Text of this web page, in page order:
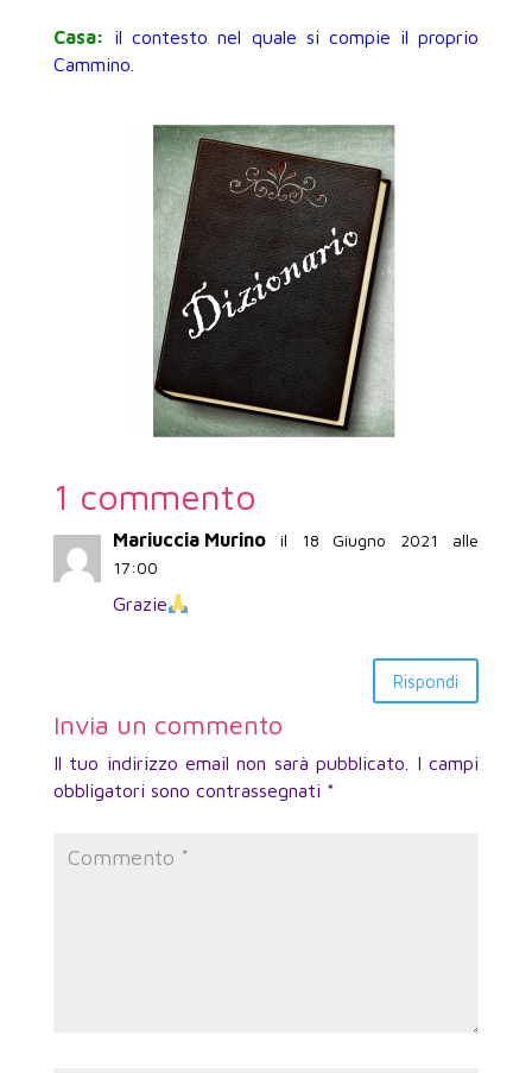
Casa:
il contesto nel quale si compie il proprio
Cammino.
1 commento
Mariuccia Murino
il 18 Giugno 2021 alle
17:00
Grazie
Rispondi
Invia un commento
Il tuo indirizzo email non sarà pubblicato.
I campi
obbligatori sono contrassegnati *